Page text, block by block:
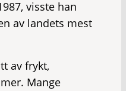
visste han
av landets mest
av frykt,
Mange